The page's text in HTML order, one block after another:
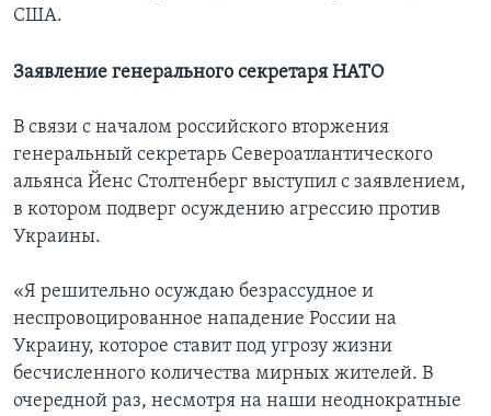
США.
Заявление генерального секретаря НАТО
В связи с началом российского вторжения
генеральный секретарь Североатлантического
альянса Йенс Столтенберг выступил с заявлением,
в котором подверг осуждению агрессию против
Украины.
«Я решительно осуждаю безрассудное и
неспровоцированное нападение России на
Украину, которое ставит под угрозу жизни
бесчисленного количества мирных жителей. В
очередной раз, несмотря на наши неоднократные